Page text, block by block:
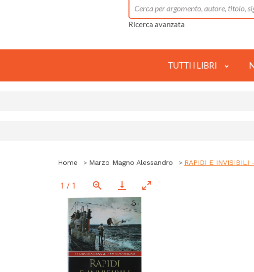
Ricerca avanzata
TUTTI I LIBRI
Home Marzo Magno Alessandro RAPIDI E
1 / 1